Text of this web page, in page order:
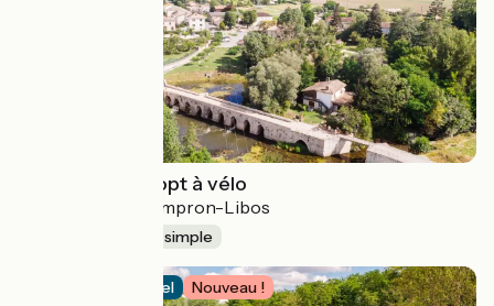
La Vallée du Dropt à vélo
La Réole > Monsempron-Libos
Aller simple
Itinéraire officiel Nouveau !